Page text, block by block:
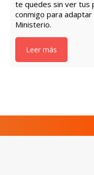
te quedes sin ver tus
conmigo para
Ministerio.
Leer más